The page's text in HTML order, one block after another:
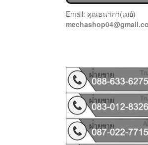
Email: คุณธนาภา(เมย์)